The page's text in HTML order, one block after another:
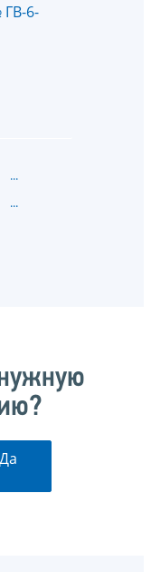
6-
...
...
Да